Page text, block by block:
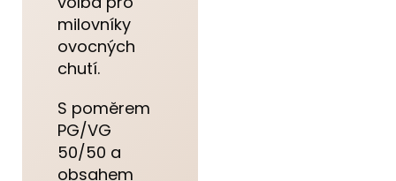
milovníky
ovocných
chutí.
S poměrem
PG/VG
50/50 a
obsahem